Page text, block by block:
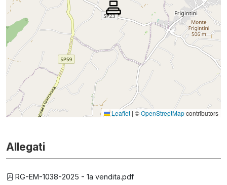
Leaflet | ©OpenStreetMapcontributors
Allegati
RG-EM-1038-2025 - 1a vendita.pdf